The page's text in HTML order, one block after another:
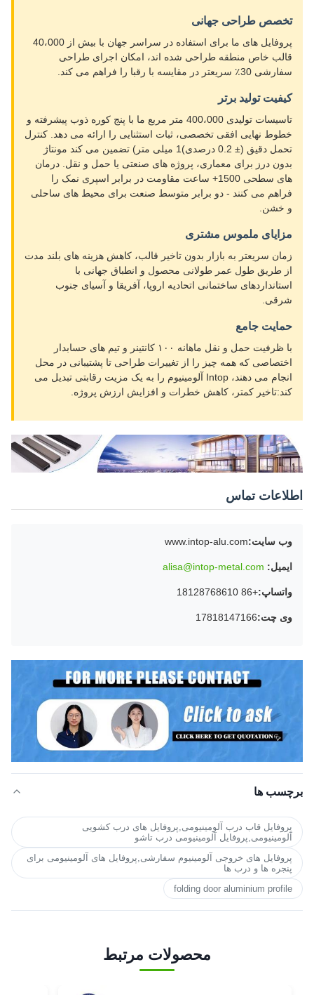
تخصص طراحی جهانی
پروفایل های ما برای استفاده در سراسر جهان با بیش از 40،000
قالب خاص منطقه طراحی شده اند، امکان اجرای طراحی
سفارشی 30٪ سریعتر در مقایسه با رقبا را فراهم می کند.
کیفیت تولید برتر
تاسیسات تولیدی 400،000 متر مربع ما با پنج کوره ذوب پیشرفته و
خطوط نهایی افقی تخصصی، ثبات استثنایی را ارائه می دهد. کنترل
تحمل دقیق (± 0.2 درصدی)1 میلی متر) تضمین می کند مونتاژ
بدون درز برای معماری، پروژه های صنعتی یا حمل و نقل. درمان
های سطحی 1500+ ساعت مقاومت در برابر اسپری نمک را
فراهم می کنند - دو برابر متوسط صنعت برای محیط های ساحلی
و خشن.
مزایای ملموس مشتری
زمان سریعتر به بازار بدون تاخیر قالب، کاهش هزینه های بلند مدت
از طریق طول عمر طولانی محصول و انطباق جهانی با
استانداردهای ساختمانی اتحادیه اروپا، آفریقا و آسیای جنوب
شرقی.
حمایت جامع
با ظرفیت حمل و نقل ماهانه ۱۰۰ کانتینر و تیم های حسابدار
اختصاصی که همه چیز را از تغییرات طراحی تا پشتیبانی در محل
انجام می دهند، Intop آلومینیوم را به یک مزیت رقابتی تبدیل می
کند:تاخیر کمتر، کاهش خطرات و افزایش ارزش پروژه.
اطلاعات تماس
وب سایت:www.intop-alu.com
ایمیل: alisa@intop-metal.com
واتساپ:+86 18128768610
وی چت:17818147166
برچسب ها
پروفایل قاب درب آلومینیومی,پروفایل های درب کشویی
آلومینیومی,پروفایل آلومینیومی درب تاشو
پروفایل های خروجی آلومینیوم سفارشی,پروفایل های آلومینیومی برای
پنجره ها و درب ها
folding door aluminium profile
محصولات مرتبط